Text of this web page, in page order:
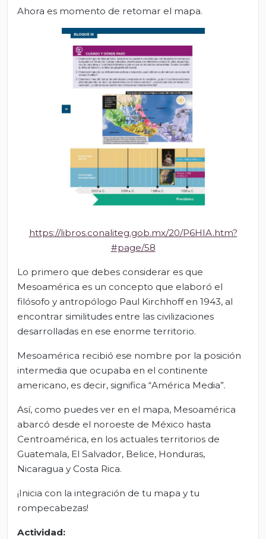
Ahora es momento de retomar el mapa.
https://libros.conaliteg.gob.mx/20/P6HIA.htm?
#page/58
Lo primero que debes considerar es que
Mesoamérica es un concepto que elaboró el
filósofo y antropólogo Paul Kirchhoff en 1943, al
encontrar similitudes entre las civilizaciones
desarrolladas en ese enorme territorio.
Mesoamérica recibió ese nombre por la posición
intermedia que ocupaba en el continente
americano, es decir, significa “América Media”.
Así, como puedes ver en el mapa, Mesoamérica
abarcó desde el noroeste de México hasta
Centroamérica, en los actuales territorios de
Guatemala, El Salvador, Belice, Honduras,
Nicaragua y Costa Rica.
¡Inicia con la integración de tu mapa y tu
rompecabezas!
Actividad: